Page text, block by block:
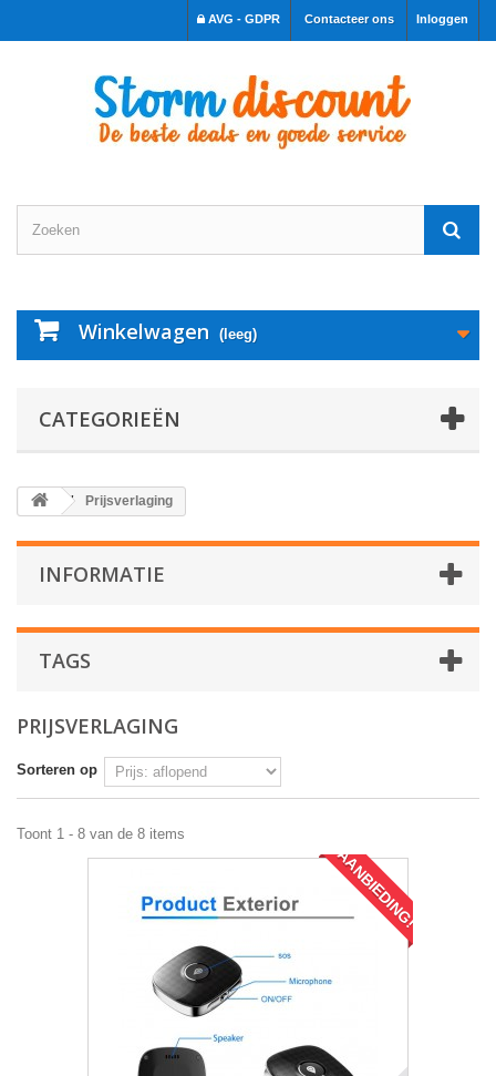
Inloggen
Contacteer ons
AVG - GDPR
Winkelwagen (leeg)
CATEGORIEËN
Prijsverlaging
INFORMATIE
TAGS
PRIJSVERLAGING
Sorteren op
Toont 1 - 8 van de 8 items
AANBIEDING!